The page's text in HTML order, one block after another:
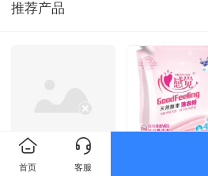
推荐产品
心感觉深层洁净洗
首页 客服